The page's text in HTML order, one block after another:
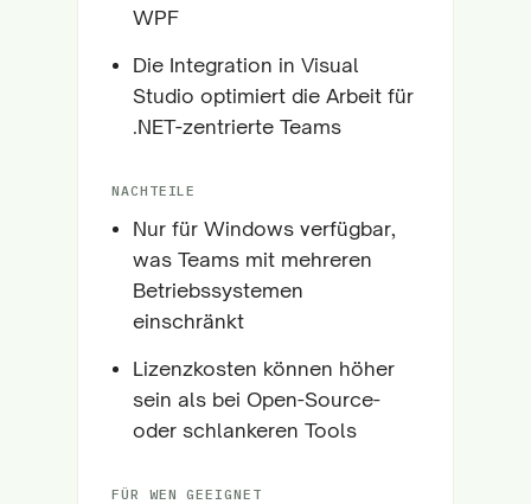
WPF
Die Integration in Visual
Studio optimiert die Arbeit für
.NET-zentrierte Teams
NACHTEILE
Nur für Windows verfügbar,
was Teams mit mehreren
Betriebssystemen
einschränkt
Lizenzkosten können höher
sein als bei Open-Source-
oder schlankeren Tools
FÜR WEN GEEIGNET